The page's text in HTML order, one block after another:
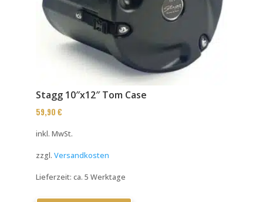
Stagg 10″x12″ Tom Case
59,90 €
inkl. MwSt.
zzgl. Versandkosten
Lieferzeit: ca. 5 Werktage